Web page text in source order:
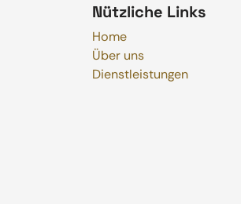
Nützliche Links
Home
Über uns
Dienstleistungen